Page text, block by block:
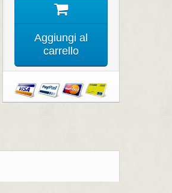
Aggiungi al
carrello